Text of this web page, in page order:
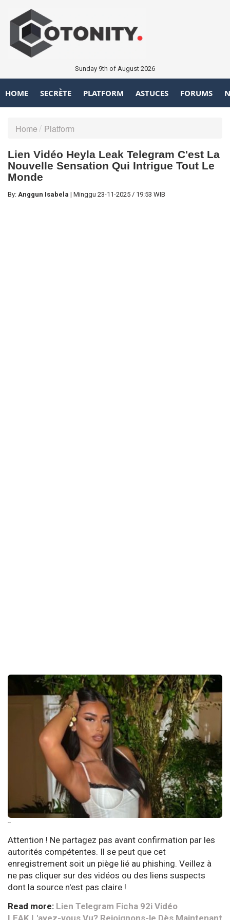
Sunday 9th of August 2026
HOME SECRÈTE PLATFORM ASTUCES FORUMS
Home Platform
Lien Vidéo Heyla Leak Telegram C'est La
Nouvelle Sensation Qui Intrigue Tout Le
Monde
By: Anggun Isabela | Minggu 23-11-2025 / 19:53 WIB
--
Attention ! Ne partagez pas avant confirmation par les
autorités compétentes. Il se peut que cet
enregistrement soit un piège lié au phishing. Veillez à
ne pas cliquer sur des vidéos ou des liens suspects
dont la source n'est pas claire !
Read more: Lien Telegram Ficha 92i Vidéo
LEAK L'avez-vous Vu? Rejoignons-le Dès Maintenant